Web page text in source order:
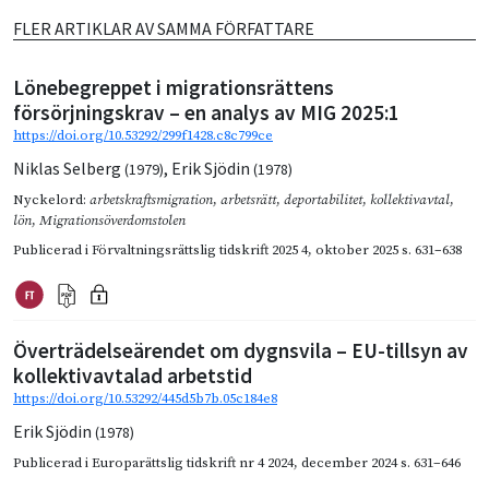
FLER ARTIKLAR AV SAMMA FÖRFATTARE
Lönebegreppet i migrationsrättens
försörjningskrav – en analys av MIG 2025:1
https://doi.org/10.53292/299f1428.c8c799ce
Niklas Selberg (1979), Erik Sjödin (1978)
Nyckelord: arbetskraftsmigration, arbetsrätt, deportabilitet, kollektivavtal,
lön, Migrationsöverdomstolen
Publicerad iFörvaltningsrättslig tidskrift 2025 4, oktober 2025s. 631–638
Överträdelseärendet om dygnsvila – EU-tillsyn av
kollektivavtalad arbetstid
https://doi.org/10.53292/445d5b7b.05c184e8
Erik Sjödin (1978)
Publicerad iEuroparättslig tidskrift nr 4 2024, december 2024s. 631–646